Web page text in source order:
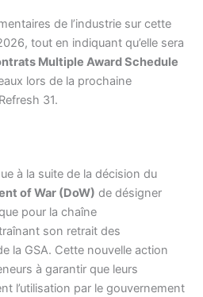
de l’industrie sur cette
tout en indiquant qu’elle sera
Multiple Award Schedule
lors de la prochaine
31.
à la suite de la décision du
of War (DoW) de désigner
pour la chaîne
son retrait des
la GSA. Cette nouvelle action
à garantir que leurs
l’utilisation par le gouvernement